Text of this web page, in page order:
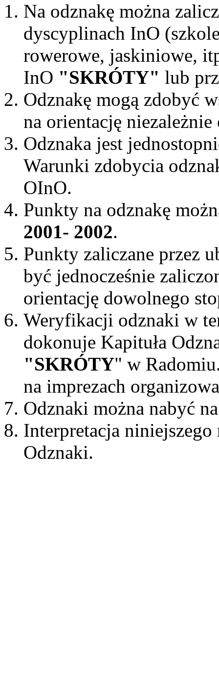
Na odznakę można
dyscyplinach InO
rowerowe, jaskiniowe,
InO "SKRÓTY" lub
Odznakę mogą zdobyć
na orientację
Odznaka jest
Warunki zdobycia
OInO.
Punkty na odznakę
2001- 2002.
Punkty zaliczane przez
być jednocześnie
orientację dowolnego
Weryfikacji odznaki w
dokonuje Kapituła
"SKRÓTY" w
na imprezach
Odznaki można nabyć
Interpretacja
Odznaki.